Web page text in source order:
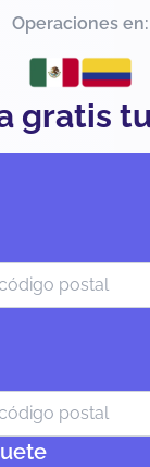
Operaciones en:
gratis